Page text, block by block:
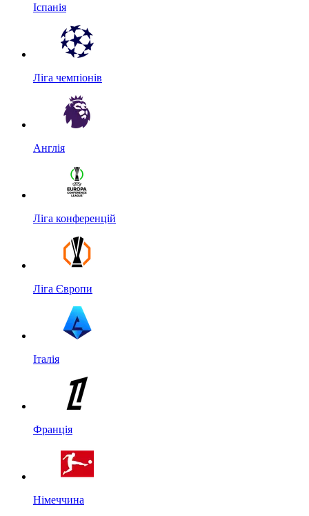
Іспанія
Ліга чемпіонів
Англія
Ліга конференцій
Ліга Європи
Італія
Франція
Німеччина